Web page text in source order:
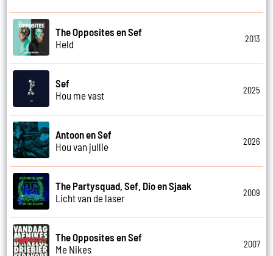
The Opposites en Sef
Held
2013
Sef
Hou me vast
2025
Antoon en Sef
Hou van jullie
2026
The Partysquad, Sef, Dio en Sjaak
Licht van de laser
2009
The Opposites en Sef
Me Nikes
2007